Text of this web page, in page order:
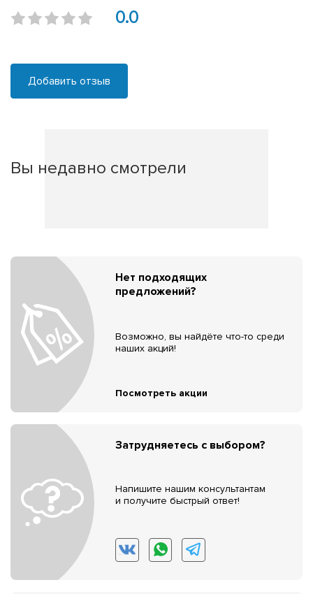
0.0
Добавить отзыв
Вы недавно смотрели
Нет подходящих
предложений?
Возможно, вы найдёте что-то среди
наших акций!
Посмотреть акции
Затрудняетесь с выбором?
Напишите нашим консультантам
и получите быстрый ответ!